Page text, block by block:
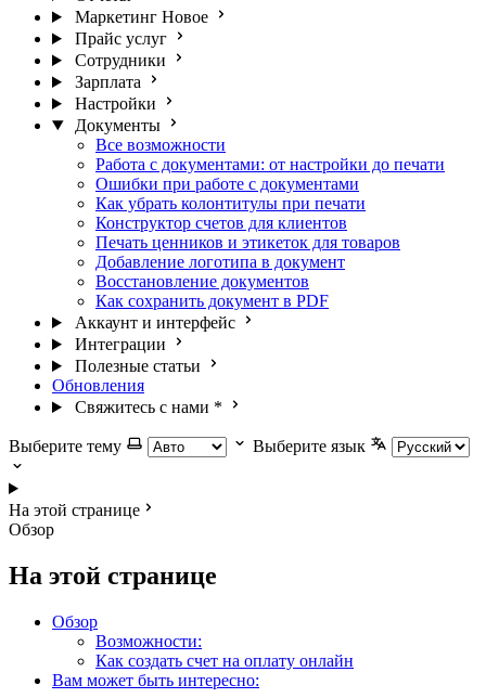
Маркетинг Новое
Прайс услуг
Сотрудники
Зарплата
Настройки
Документы
Все возможности
Работа с документами: от настройки до печати
Ошибки при работе с документами
Как убрать колонтитулы при печати
Конструктор счетов для клиентов
Печать ценников и этикеток для товаров
Добавление логотипа в документ
Восстановление документов
Как сохранить документ в PDF
Аккаунт и интерфейс
Интеграции
Полезные статьи
Обновления
Свяжитесь с нами *
Выберите тему Выберите язык
На этой странице
Обзор
На этой странице
Обзор
Возможности:
Как создать счет на оплату онлайн
Вам может быть интересно: